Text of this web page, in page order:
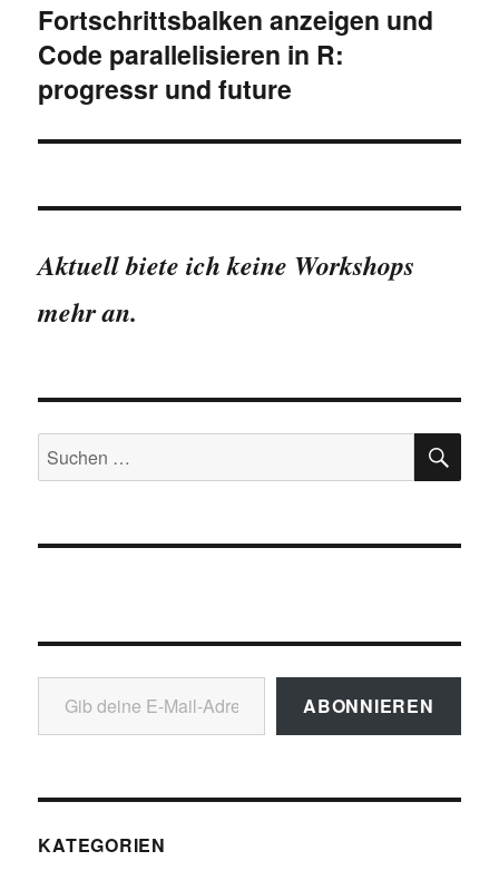
Fortschrittsbalken anzeigen und
Code parallelisieren in R:
progressr und future
Aktuell biete ich keine Workshops
mehr an.
Suchen
nach:
Gib deine E-Mail-Adresse ein ...
ABONNIEREN
KATEGORIEN